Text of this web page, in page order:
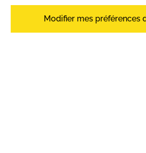
Modifier mes préférences